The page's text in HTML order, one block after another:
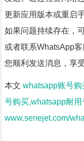
更新应用版本或重启
如果问题持续存在，
或者联系WhatsApp
您顺利发送消息，享
本文 whatsapp账号
号购买,whatsapp耐用
www.senejet.com/